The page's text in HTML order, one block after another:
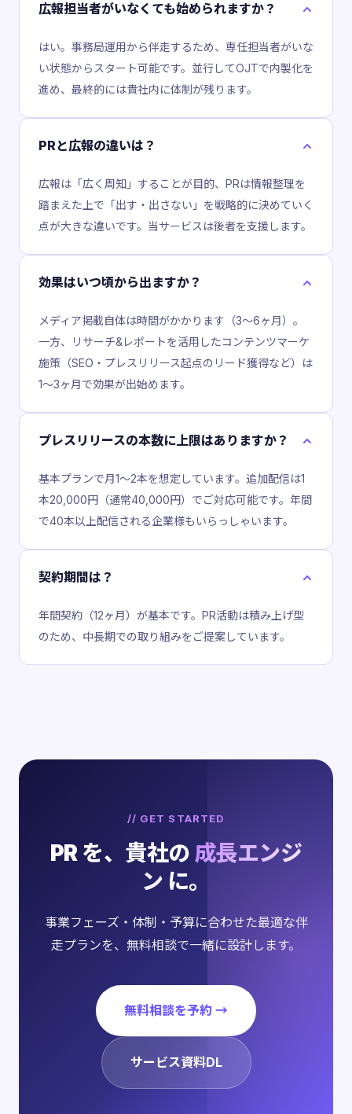
広報担当者がいなくても始められますか？
はい。事務局運用から伴走するため、専任担当者がいな
い状態からスタート可能です。並行してOJTで内製化を
進め、最終的には貴社内に体制が残ります。
PRと広報の違いは？
広報は「広く周知」することが目的、PRは情報整理を
踏まえた上で「出す・出さない」を戦略的に決めていく
点が大きな違いです。当サービスは後者を支援します。
効果はいつ頃から出ますか？
メディア掲載自体は時間がかかります（3〜6ヶ月）。
一方、リサーチ&レポートを活用したコンテンツマーケ
施策（SEO・プレスリリース起点のリード獲得など）は
1〜3ヶ月で効果が出始めます。
プレスリリースの本数に上限はありますか？
基本プランで月1〜2本を想定しています。追加配信は1
本20,000円（通常40,000円）でご対応可能です。年間
で40本以上配信される企業様もいらっしゃいます。
契約期間は？
年間契約（12ヶ月）が基本です。PR活動は積み上げ型
のため、中長期での取り組みをご提案しています。
// GET STARTED
PR を、貴社の 成長エンジ
ン に。
事業フェーズ・体制・予算に合わせた最適な伴
走プランを、無料相談で一緒に設計します。
無料相談を予約 →
サービス資料DL